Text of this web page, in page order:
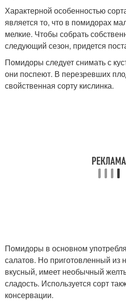
Характерной особенностью
является то, что в помидорах
мелкие. Чтобы собрать
следующий сезон, придется
Помидоры следует снимать с
они поспеют. В перезревших
свойственная сорту кислинка.
Помидоры в основном
салатов. Но приготовленный из
вкусный, имеет необычный
сладость. Используется сорт
консервации.